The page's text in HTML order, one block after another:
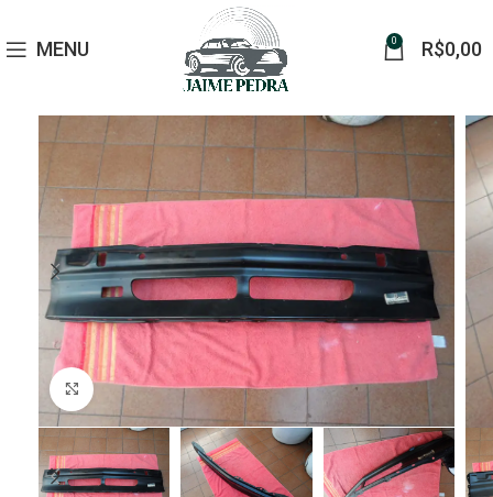
MENU 0 R$0,00
Click to enlarge